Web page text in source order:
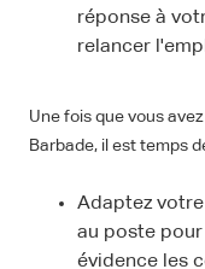
réponse à
relancer
Une fois que vous
Barbade, il est temps
Adaptez
au poste
évidence les